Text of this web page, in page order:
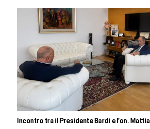
Incontro tra il Presidente Bardi e l’on. Mattia